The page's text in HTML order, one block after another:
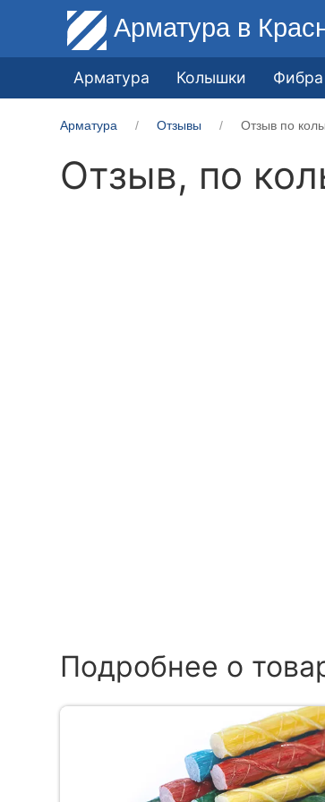
Арматура в
Арматура Колышки Фибра
Арматура Отзывы Отзыв по
Отзыв, по
Подробнее о